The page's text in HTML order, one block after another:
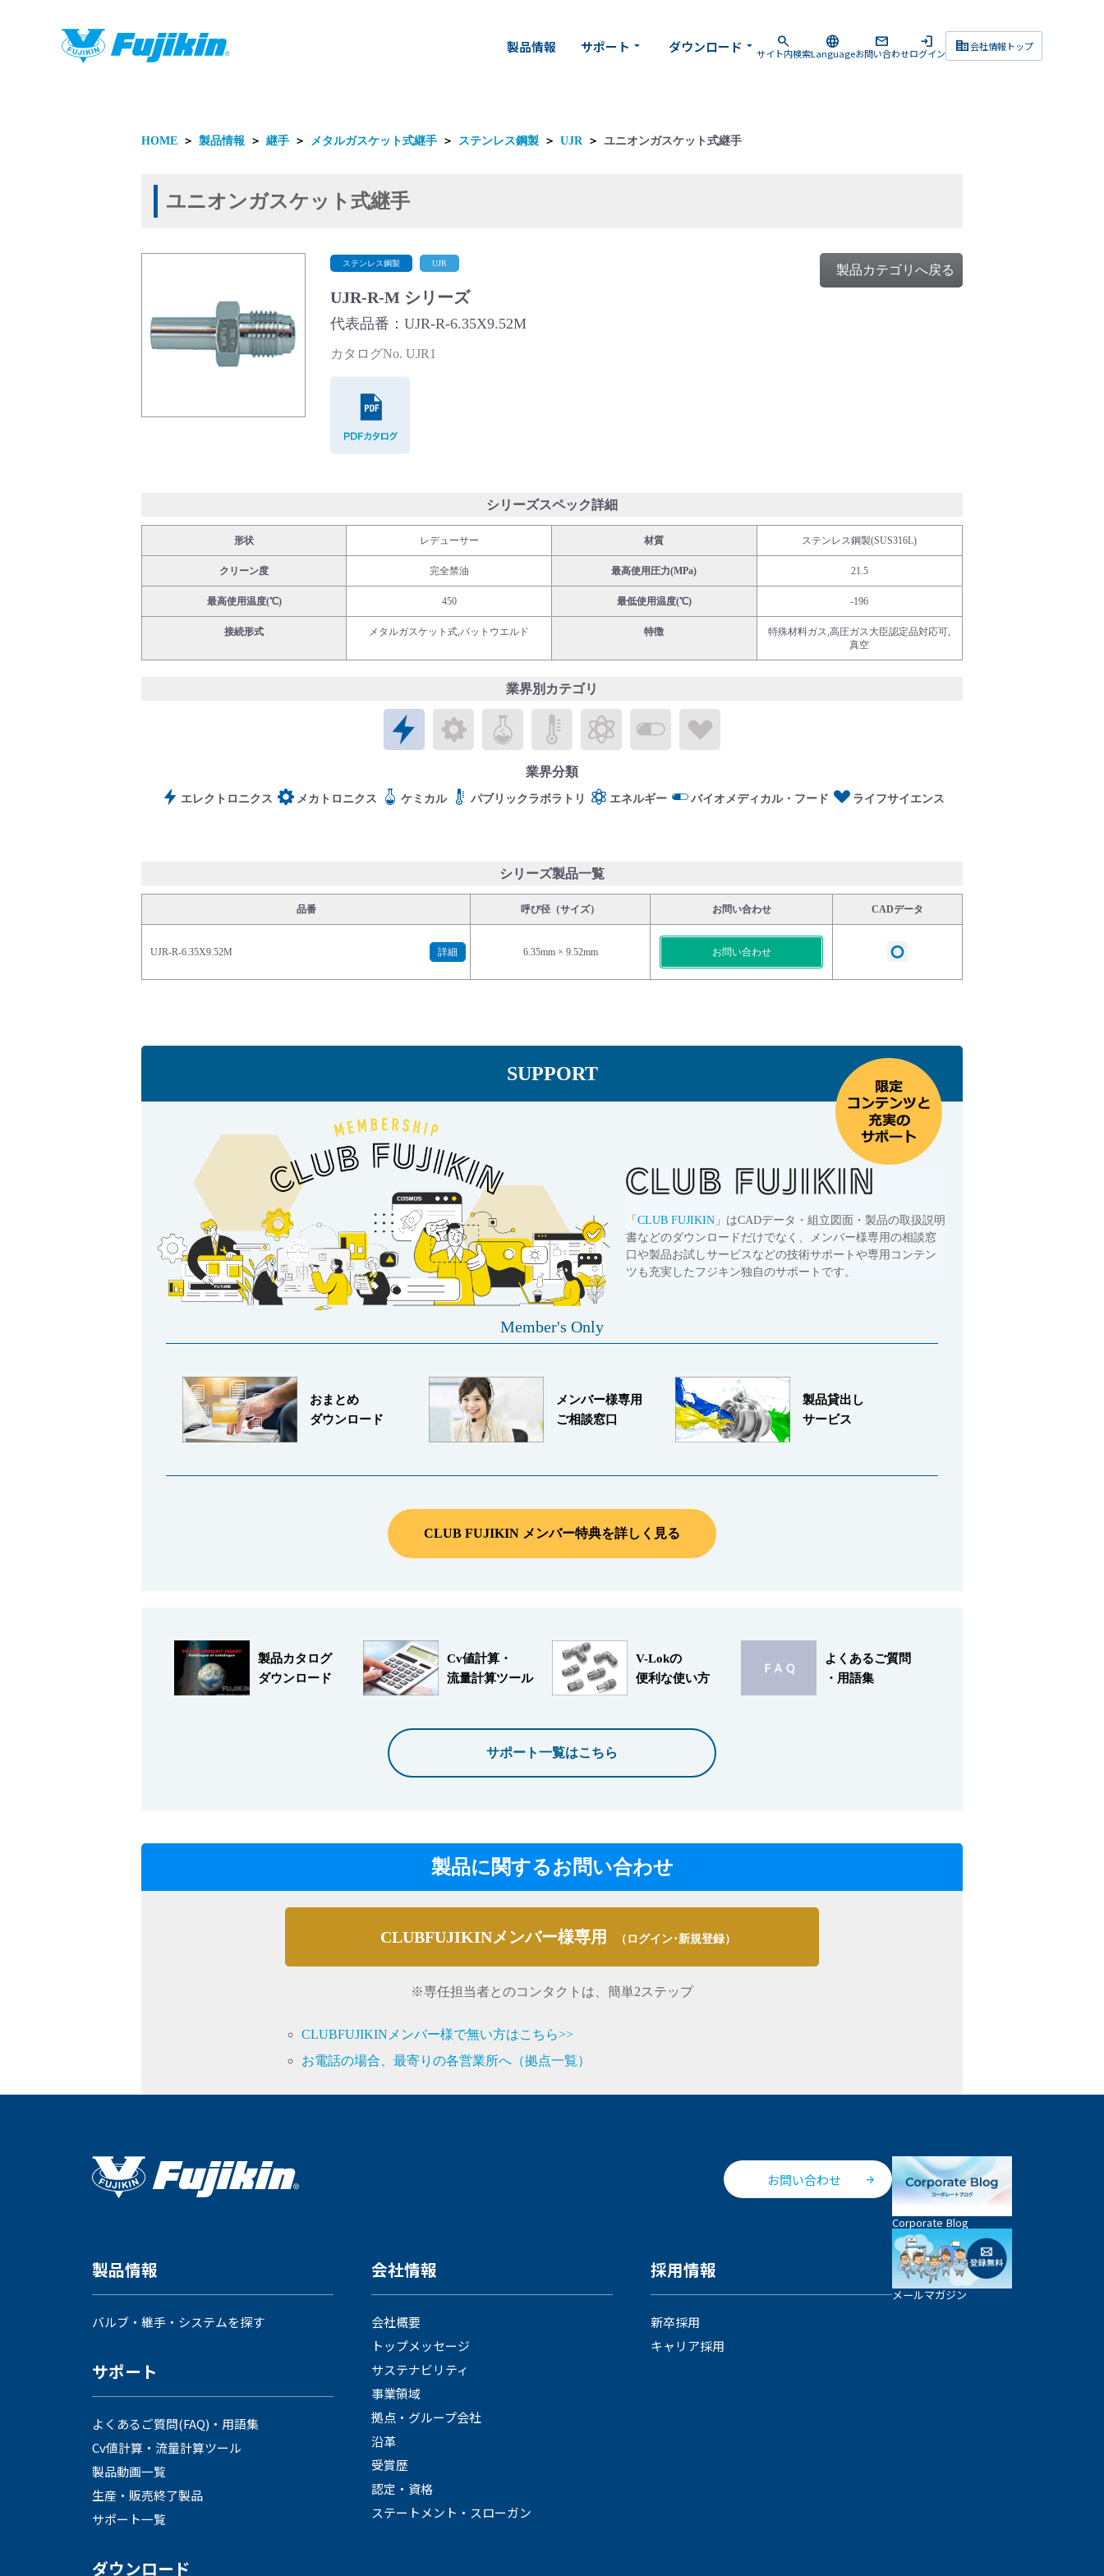
corporate_fare会社情報トップ
search
サイト内検索
language
Language
mail
お問い合わせ
login
ログイン
製品情報 サポート arrow_drop_down ダウンロード arrow_drop_down
製品情報
バルブ・継手・システムを探す
ダウンロード
製品カタログダウンロード
サポート
バルブと継手のきほん
ログイン
採用情報
mail
製品情報
HOME ＞ 製品情報 ＞ 継手 ＞ メタルガスケット式継手 ＞ ステンレス鋼製 ＞ UJR ＞ ユニオンガスケット式継手
ユニオンガスケット式継手
製品カテゴリへ戻る
ステンレス鋼製 UJR
UJR-R-M シリーズ
代表品番：UJR-R-6.35X9.52M
カタログNo. UJR1
シリーズスペック詳細
形状 レデューサー 材質 ステンレス鋼製(SUS316L)
クリーン度 完全禁油 最高使用圧力(MPa) 21.5
最高使用温度(℃) 450 最低使用温度(℃) -196
接続形式 メタルガスケット式,バットウエルド 特徴
特殊材料ガス,高圧ガス大臣認定品対応可,
真空
業界別カテゴリ
エレクトロニクス
メカトロニクス
ケミカル パブリックラボラトリバイオメディカル・フード
業界分類
エレクトロニクス メカトロニクス ケミカル パブリックラボラトリ エネルギー バイオメディカル・フード ライフサイエンス
シリーズ製品一覧
品番 呼び径（サイズ） お問い合わせ CADデータ
UJR-R-6.35X9.52M 詳細 6.35mm × 9.52mm お問い合わせ
SUPPORT
「 CLUB FUJIKIN 」はCADデータ・組立図面・製品の取扱説明
書などのダウンロードだけでなく、メンバー様専用の相談窓
口や製品お試しサービスなどの技術サポートや専用コンテン
ツも充実したフジキン独自のサポートです。
Member's Only
おまとめ
ダウンロード
メンバー様専用
ご相談窓口
製品貸出し
サービス
CLUB FUJIKIN メンバー特典を詳しく見る
製品カタログ
ダウンロード
Cv値計算・
流量計算ツール
V-Lokの
便利な使い方
よくあるご質問
・用語集
サポート一覧はこちら
製品に関するお問い合わせ
CLUBFUJIKINメンバー様専用 （ログイン･新規登録）
※専任担当者とのコンタクトは、簡単2ステップ
CLUBFUJIKINメンバー様で無い方はこちら>>
お電話の場合、最寄りの各営業所へ（拠点一覧）
お問い合わせ
製品情報
バルブ・継手・システムを探す
サポート
よくあるご質問(FAQ)・用語集
Cv値計算・流量計算ツール
製品動画一覧
生産・販売終了製品
サポート一覧
ダウンロード
会社情報
会社概要
トップメッセージ
サステナビリティ
事業領域
拠点・グループ会社
沿革
受賞歴
認定・資格
ステートメント・スローガン
採用情報
新卒採用
キャリア採用
Corporate Blog
メールマガジン